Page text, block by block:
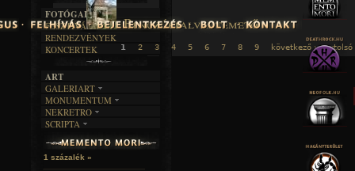
Benczúrfalvai temető
1 2 3 4 5 6 7 8 9 következő › utolsó
FOTÓGALÉRIA
FESZTIVÁLOK
RENDEZVÉNYEK
KONCERTEK
ART
GALERIART
ARTGALERI
KÉPREGÉNYEK
LAKÁSKULTS
MONUMENTUM
TEMETŐK
TEMPLOMOK
VÁRAK
HELYEK
NEKRETRO
SZUBKULT
FEKETE LYUK
RELIKVIÁK
SCRIPTA
NOVELLÁK
VERSEK
1 százalék »